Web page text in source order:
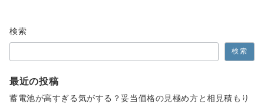
検索
検索
最近の投稿
蓄電池が高すぎる気がする？妥当価格の見極め方と相見積もり